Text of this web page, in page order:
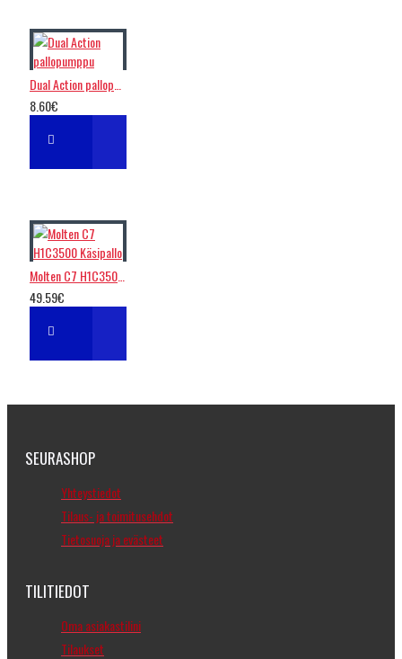
8.60€
49.59€
SEURASHOP
Yhteystiedot
Tilaus- ja toimitusehdot
Tietosuoja ja evästeet
TILITIEDOT
Oma asiakastilini
Tilaukset